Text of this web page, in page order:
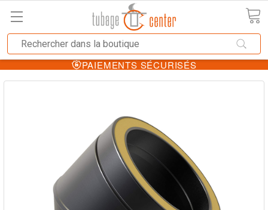
PAIEMENTS SÉCURISÉS